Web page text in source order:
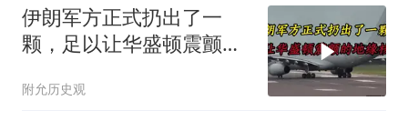
伊朗军方正式扔出了一
颗，足以让华盛顿震颤的
附允历史观